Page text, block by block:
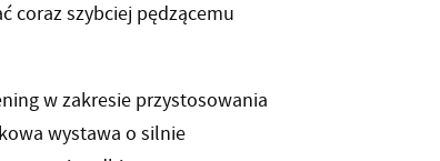
coraz szybciej pędzącemu
w zakresie przystosowania
wystawa o silnie